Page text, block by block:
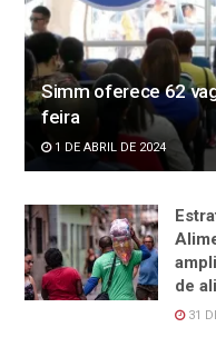
Simm oferece 62
feira
1 DE ABRIL DE 2024
de
31